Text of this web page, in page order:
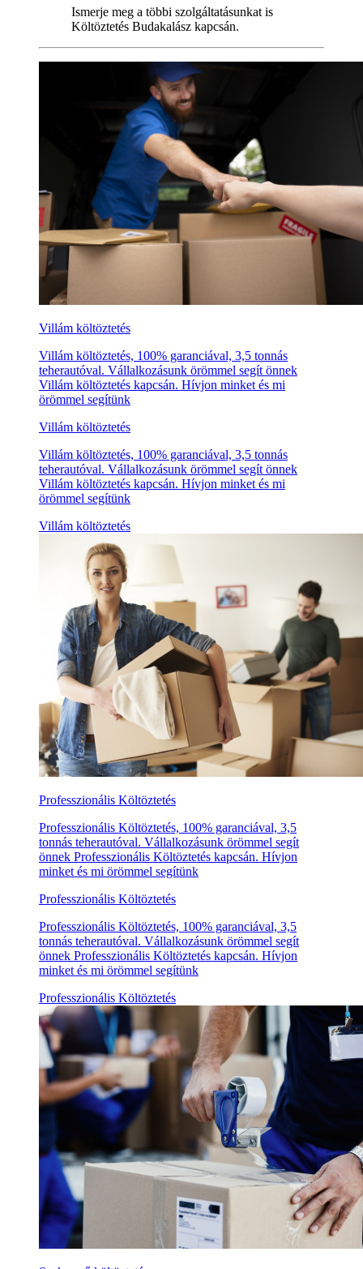
Ismerje meg a többi szolgáltatásunkat is
Költöztetés Budakalász kapcsán.
Villám költöztetés
Villám költöztetés, 100% garanciával, 3,5 tonnás
teherautóval. Vállalkozásunk örömmel segít önnek
Villám költöztetés kapcsán. Hívjon minket és mi
örömmel segítünk
Villám költöztetés
Villám költöztetés, 100% garanciával, 3,5 tonnás
teherautóval. Vállalkozásunk örömmel segít önnek
Villám költöztetés kapcsán. Hívjon minket és mi
örömmel segítünk
Villám költöztetés
Professzionális Költöztetés
Professzionális Költöztetés, 100% garanciával, 3,5
tonnás teherautóval. Vállalkozásunk örömmel segít
önnek Professzionális Költöztetés kapcsán. Hívjon
minket és mi örömmel segítünk
Professzionális Költöztetés
Professzionális Költöztetés, 100% garanciával, 3,5
tonnás teherautóval. Vállalkozásunk örömmel segít
önnek Professzionális Költöztetés kapcsán. Hívjon
minket és mi örömmel segítünk
Professzionális Költöztetés